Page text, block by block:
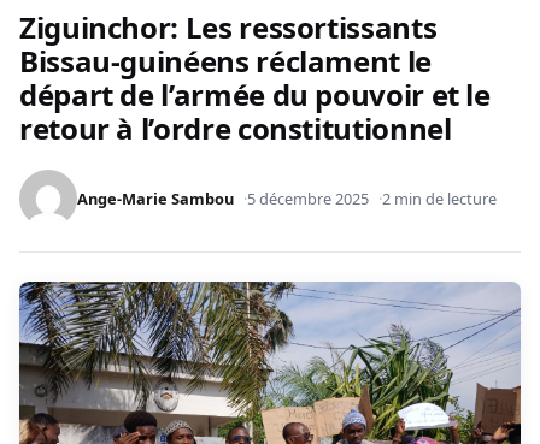
Ziguinchor: Les ressortissants
Bissau-guinéens réclament le
départ de l’armée du pouvoir et le
retour à l’ordre constitutionnel
Ange-Marie Sambou 5 décembre 2025 2 min de lecture